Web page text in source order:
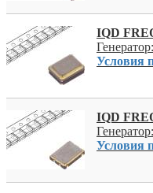
IQD
Условия
IQD
Условия